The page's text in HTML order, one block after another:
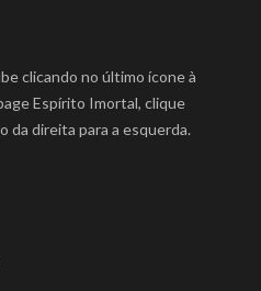
clicando no último ícone à
Espírito Imortal, clique
da direita para a esquerda.